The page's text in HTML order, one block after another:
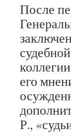
После
его
Р.,